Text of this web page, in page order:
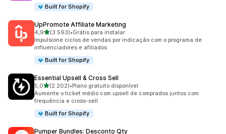
Built for Shopify
UpPromote Affiliate Marketing
4,9de 5 estrelas
(3.593)
3593 avaliações ao todo
•Grátis para instalar
Impulsione ciclos de vendas por indicação com o programa de
influenciadores e afiliados
Built for Shopify
Essential Upsell & Cross Sell
5,0de 5 estrelas
(2.202)
2202 avaliações ao todo
•Plano gratuito disponível
Aumente o ticket médio com upsell de comprados juntos com
frequência e cross-sell
Built for Shopify
Pumper Bundles: Desconto Qty